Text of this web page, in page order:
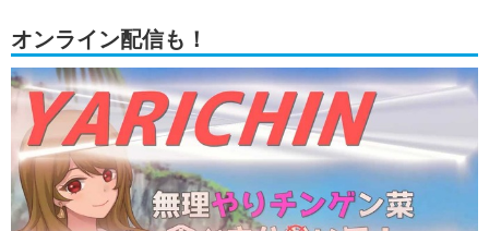
オンライン配信も！